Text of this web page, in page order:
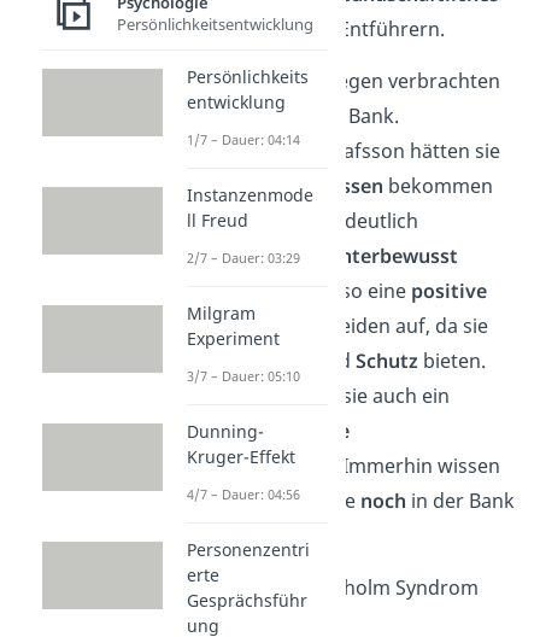
Verhältniszu ihren Entführern.
Kristin und ihre Kollegen verbrachten
mehrere Tage in der Bank.
Ohne Olsson und Olafsson hätten sie
tagelang nichts zu
essen bekommen
und es würde ihnen deutlich
schlechter gehen.
Unterbewusst
bauen die Geiseln also eine positive
Beziehung zu den beiden auf, da sie
und Schutzbieten.
Dadurch versuchen sie auch ein
Gefühl der Kontrolle
zurückzugewinnen. Immerhin wissen
sie nicht wie lange sie noch in der Bank
bleiben müssen.
Übrigens: Das Stockholm Syndrom
kann auch in
Persönlichkeitsentwicklung
Persönlichkeits
entwicklung
1/7 – Dauer: 04:14
Instanzenmode
ll Freud
2/7 – Dauer: 03:29
Milgram
Experiment
3/7 – Dauer: 05:10
Dunning-
Kruger-Effekt
4/7 – Dauer: 04:56
Personenzentri
erte
Gesprächsführ
ung